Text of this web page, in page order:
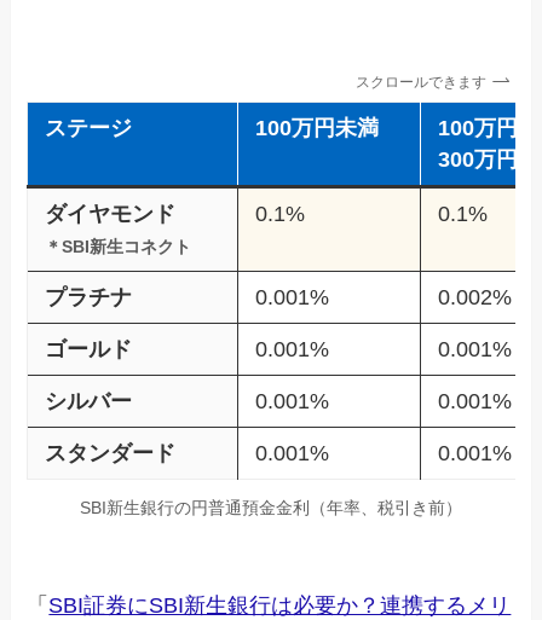
スクロールできます
ステージ 100万円未満
100万円
300万円
ダイヤモンド
＊SBI新生コネクト
0.1% 0.1%
プラチナ 0.001% 0.002%
ゴールド 0.001% 0.001%
シルバー 0.001% 0.001%
スタンダード 0.001% 0.001%
SBI新生銀行の円普通預金金利（年率、税引き前）
「 SBI証券にSBI新生銀行は必要か？連携するメリ